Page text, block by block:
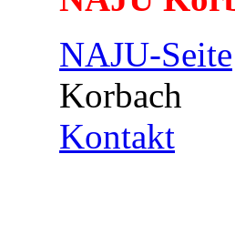
NAJU-Seite
Kontakt